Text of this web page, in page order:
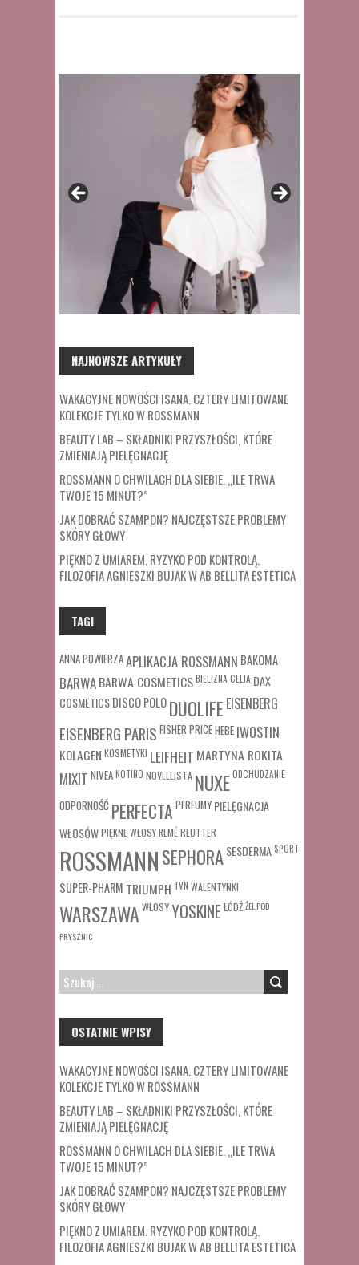
NAJNOWSZE ARTYKUŁY
WAKACYJNE NOWOŚCI ISANA. CZTERY LIMITOWANE
KOLEKCJE TYLKO W ROSSMANN
BEAUTY LAB – SKŁADNIKI PRZYSZŁOŚCI, KTÓRE
ZMIENIAJĄ PIELĘGNACJĘ
ROSSMANN O CHWILACH DLA SIEBIE. „ILE TRWA
TWOJE 15 MINUT?”
JAK DOBRAĆ SZAMPON? NAJCZĘSTSZE PROBLEMY
SKÓRY GŁOWY
PIĘKNO Z UMIAREM. RYZYKO POD KONTROLĄ.
FILOZOFIA AGNIESZKI BUJAK W AB BELLITA ESTETICA
TAGI
ANNA POWIERZAAPLIKACJA ROSSMANN BAKOMA
BARWABARWA COSMETICSBIELIZNA CELIA DAX
COSMETICSDISCO POLODUOLIFE EISENBERG
EISENBERG PARIS FISHER PRICEHEBE IWOSTIN
KOLAGEN KOSMETYKI LEIFHEIT MARTYNA ROKITA
MIXIT NIVEANOTINO NOVELLISTA NUXEODCHUDZANIE
ODPORNOŚĆ PERFECTA PERFUMY PIELĘGNACJA
WŁOSÓWPIĘKNE WŁOSYREMÉREUTTER
ROSSMANNSEPHORASESDERMA SPORT
SUPER-PHARM TRIUMPH TVN WALENTYNKI
WARSZAWA WŁOSYYOSKINE ŁÓDŹŻEL POD
PRYSZNIC
SZUKAJ:
OSTATNIE WPISY
WAKACYJNE NOWOŚCI ISANA. CZTERY LIMITOWANE
KOLEKCJE TYLKO W ROSSMANN
BEAUTY LAB – SKŁADNIKI PRZYSZŁOŚCI, KTÓRE
ZMIENIAJĄ PIELĘGNACJĘ
ROSSMANN O CHWILACH DLA SIEBIE. „ILE TRWA
TWOJE 15 MINUT?”
JAK DOBRAĆ SZAMPON? NAJCZĘSTSZE PROBLEMY
SKÓRY GŁOWY
PIĘKNO Z UMIAREM. RYZYKO POD KONTROLĄ.
FILOZOFIA AGNIESZKI BUJAK W AB BELLITA ESTETICA